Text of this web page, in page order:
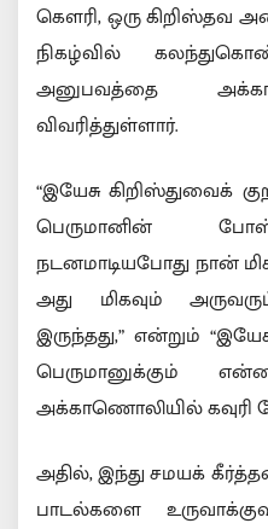
கௌரி, ஒரு கிறிஸ்தவ
நிகழ்வில்
அனுபவத்தை
விவரித்துள்ளார்.
“இயேசு கிறிஸ்துவைக்
பெருமானின்
நடனமாடியபோது நான்
அது மிகவும்
இருந்தது,” என்றும்
பெருமானுக்கும்
அக்காணொலியில் கவுரி
அதில், இந்து சமயக்
பாடல்களை